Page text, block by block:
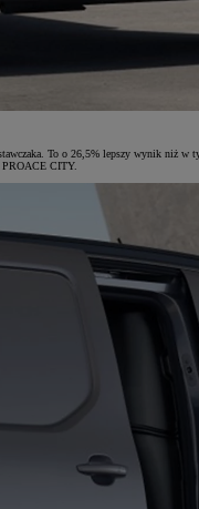
To o 26,5% lepszy wynik niż
PROACE CITY.